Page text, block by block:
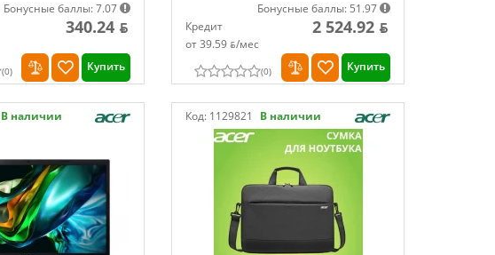
Бонусные баллы: 7.07
340.24 ƃ
(0) Купить
Бонусные баллы: 51.97
Кредит
от 39.59 ƃ/мec
2 524.92 ƃ
(0) Купить
В наличии Код: 1129821 В наличии